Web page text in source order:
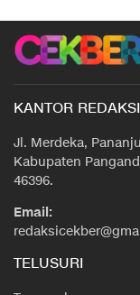
KANTOR REDAKSI
Jl. Merdeka,
Kabupaten
46396.
Email:
TELUSURI